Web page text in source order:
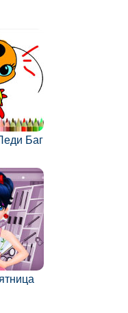
Баг